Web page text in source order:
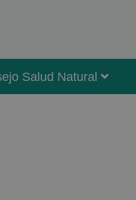
Salud Natural